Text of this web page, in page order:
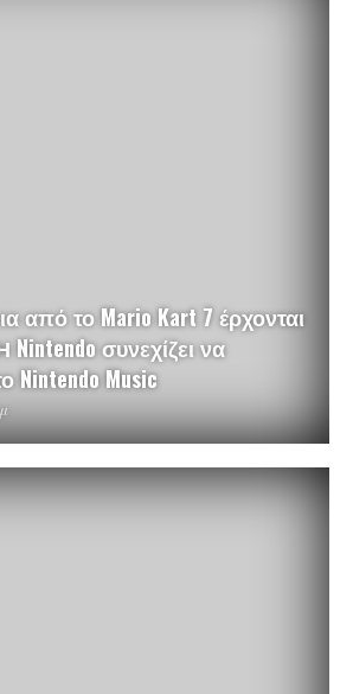
από το Mario Kart 7 έρχονται
Nintendo συνεχίζει να
Nintendo Music